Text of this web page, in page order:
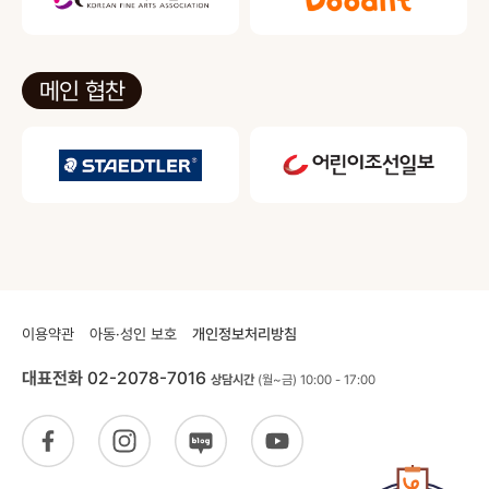
메인 협찬
이용약관 아동·성인 보호 개인정보처리방침
대표전화 02-2078-7016 상담시간 (월~금) 10:00 - 17:00